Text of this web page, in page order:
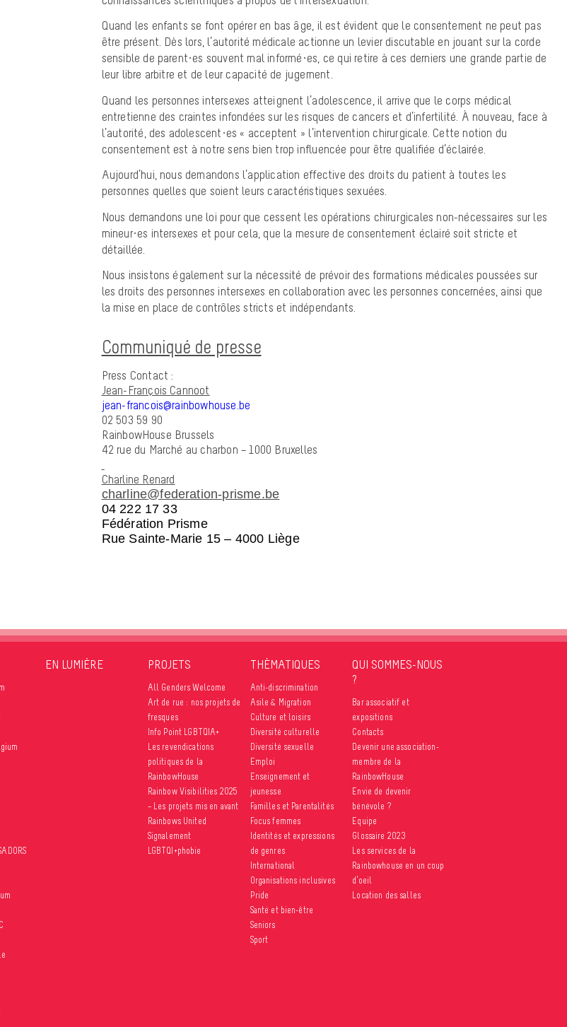
Quand les enfants se font opérer en bas âge, il est évident que le consentement ne peut pas
être présent. Dès lors, l’autorité médicale actionne un levier discutable en jouant sur la corde
sensible de parent·es souvent mal informé·es, ce qui retire à ces derniers une grande partie de
leur libre arbitre et de leur capacité de jugement.
Quand les personnes intersexes atteignent l’adolescence, il arrive que le corps médical
entretienne des craintes infondées sur les risques de cancers et d’infertilité. À nouveau, face à
l’autorité, des adolescent·es « acceptent » l’intervention chirurgicale. Cette notion du
consentement est à notre sens bien trop influencée pour être qualifiée d’éclairée.
Aujourd’hui, nous demandons l’application effective des droits du patient à toutes les
personnes quelles que soient leurs caractéristiques sexuées.
Nous demandons une loi pour que cessent les opérations chirurgicales non-nécessaires sur les
mineur·es intersexes et pour cela, que la mesure de consentement éclairé soit stricte et
détaillée.
Nous insistons également sur la nécessité de prévoir des formations médicales poussées sur
les droits des personnes intersexes en collaboration avec les personnes concernées, ainsi que
la mise en place de contrôles stricts et indépendants.
Communiqué de presse
Press Contact :
Jean-François Cannoot
jean-francois@rainbowhouse.be
02 503 59 90
RainbowHouse Brussels
42 rue du Marché au charbon – 1000 Bruxelles
Charline Renard
charline@federation-prisme.be
04 222 17 33
Fédération Prisme
Rue Sainte-Marie 15 – 4000 Liège
EN LUMIÈRE PROJETS
All Genders Welcome
Art de rue : nos projets de
fresques
Info Point LGBTQIA+
Les revendications
politiques de la
RainbowHouse
Rainbow Visibilities 2025
– Les projets mis en avant
Rainbows United
Signalement
LGBTQI+phobie
THÉMATIQUES
Anti-discrimination
Asile & Migration
Culture et loisirs
Diversité culturelle
Diversité sexuelle
Emploi
Enseignement et
jeunesse
Familles et Parentalités
Focus femmes
Identités et expressions
de genres
International
Organisations inclusives
Pride
Santé et bien-être
Seniors
Sport
QUI SOMMES-NOUS
?
Bar associatif et
expositions
Contacts
Devenir une association-
membre de la
RainbowHouse
Envie de devenir
bénévole ?
Equipe
Glossaire 2023
Les services de la
Rainbowhouse en un coup
d’oeil
Location des salles